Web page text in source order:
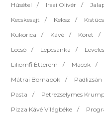
Húsétel Irsai Olivér
Kecskesajt
Keksz
Kukorica
Kávé Köret
Lecsó
Lepcsánka
Liliomfi Étterem
Macok
Mátrai Bornapok
Padlizsán
Pasta
Petrezselymes
Pizza Kávé Világbéke